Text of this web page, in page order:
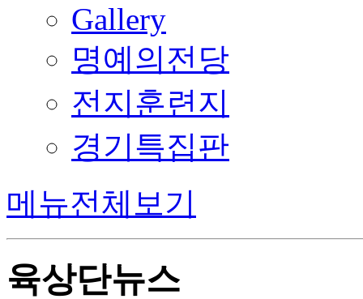
Gallery
명예의전당
전지훈련지
경기특집판
메뉴전체보기
육상단뉴스